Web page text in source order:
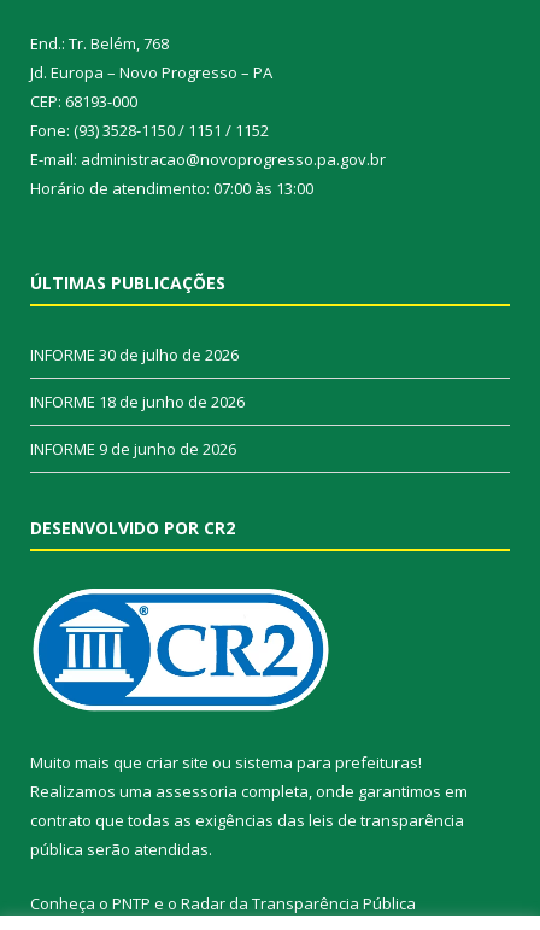
End.: Tr. Belém, 768
Jd. Europa – Novo Progresso – PA
CEP: 68193-000
Fone: (93) 3528-1150 / 1151 / 1152
E-mail: administracao@novoprogresso.pa.gov.br
Horário de atendimento: 07:00 às 13:00
ÚLTIMAS PUBLICAÇÕES
INFORME 30 de julho de 2026
INFORME 18 de junho de 2026
INFORME 9 de junho de 2026
DESENVOLVIDO POR CR2
Muito mais que criar site ou sistema para prefeituras!
Realizamos uma assessoria completa, onde garantimos em
contrato que todas as exigências das leis de transparência
pública serão atendidas.
Conheça o PNTP e o Radar da Transparência Pública